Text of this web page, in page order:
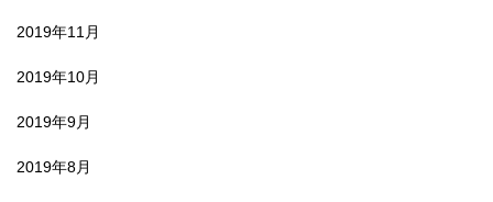
2019年11月
2019年10月
2019年9月
2019年8月